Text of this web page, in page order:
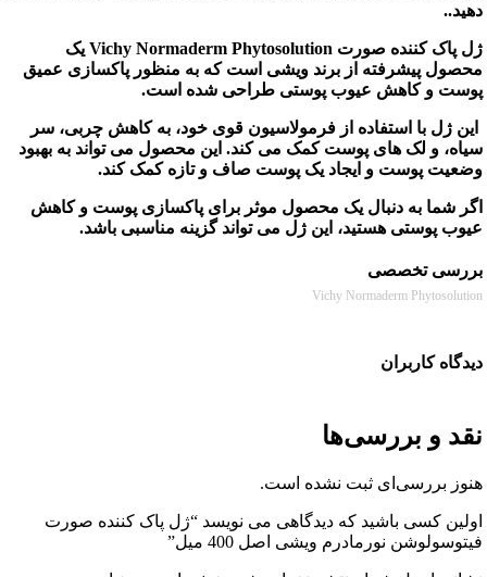
ژل پاک کننده صورت Vichy Normaderm Phytosolution یک
پیشرفته از برند ویشی است که به منظور پاکسازی عمیق
و کاهش عیوب پوستی طراحی شده است.
با استفاده از فرمولاسیون قوی خود، به کاهش چربی، سر
و لک های پوست کمک می کند. این محصول می تواند به بهبود
پوست و ایجاد یک پوست صاف و تازه کمک کند.
به دنبال یک محصول موثر برای پاکسازی پوست و کاهش
پوستی هستید، این ژل می تواند گزینه مناسبی باشد.
تخصصی
Vichy Normaderm
کاربران
و بررسی‌ها
بررسی‌ای ثبت نشده است.
کسی باشید که دیدگاهی می نویسد “ژل پاک کننده صورت
نورمادرم ویشی اصل 400 میل”